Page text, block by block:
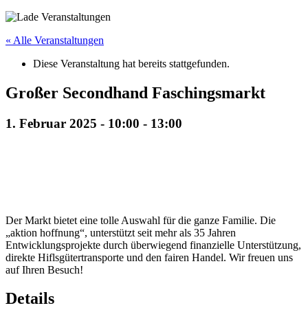
« Alle Veranstaltungen
Diese Veranstaltung hat bereits stattgefunden.
Großer Secondhand Faschingsmarkt
1. Februar 2025 - 10:00 - 13:00
Der Markt bietet eine tolle Auswahl für die ganze Familie. Die
„aktion hoffnung“, unterstützt seit mehr als 35 Jahren
Entwicklungsprojekte durch überwiegend finanzielle Unterstützung,
direkte Hiflsgütertransporte und den fairen Handel. Wir freuen uns
auf Ihren Besuch!
Details